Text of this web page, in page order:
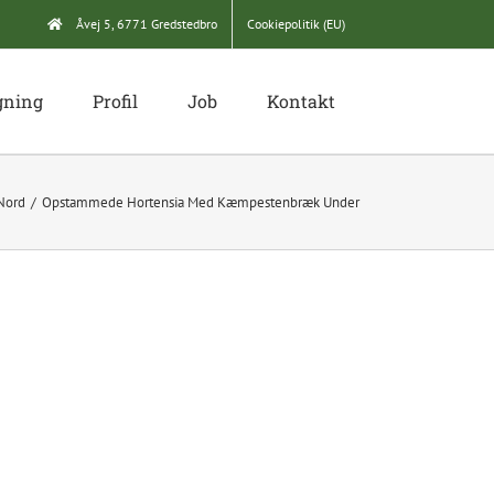
Åvej 5, 6771 Gredstedbro Cookiepolitik (EU)
Profil Job Kontakt
Opstammede Hortensia Med Kæmpestenbræk Under